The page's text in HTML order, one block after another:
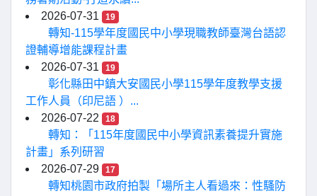
2026-07-31
19
轉知-115學年度國民中小學現職教師臺灣台語認
證輔導增能課程計畫
2026-07-31
19
彰化縣田中鎮大安國民小學115學年度教學支援
工作人員（印尼語 ）...
2026-07-22
18
轉知：「115年度國民中小學資訊素養提升實施
計畫」系列研習
2026-07-29
17
轉知桃園市政府拍製「場所主人看過來：性騷防